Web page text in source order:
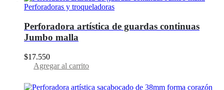
Perforadoras y troqueladoras
Perforadora artística de guardas continuas
Jumbo malla
$17.550
Agregar al carrito